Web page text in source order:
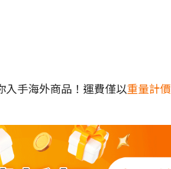
入手海外商品！運費僅以重量計價